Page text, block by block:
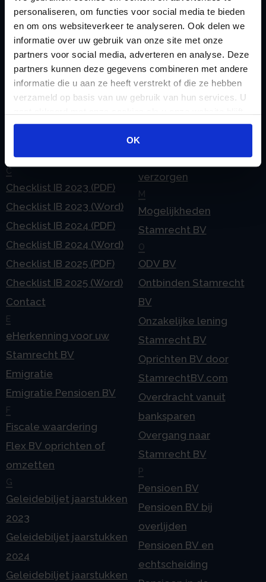
personaliseren, om functies voor social media te bieden
en om ons websiteverkeer te analyseren. Ook delen we
informatie over uw gebruik van onze site met onze
partners voor social media, adverteren en analyse. Deze
partners kunnen deze gegevens combineren met andere
informatie die u aan ze heeft verstrekt of die ze hebben
verzameld op basis van uw gebruik van hun services. U
gebruiken.
OK
Handige links
Afkoop Stamrecht
Belastingdienst
rekeningnummer
C
Checklist IB 2023 (PDF)
Checklist IB 2023 (Word)
Checklist IB 2024 (PDF)
Checklist IB 2024 (Word)
Checklist IB 2025 (PDF)
Checklist IB 2025 (Word)
Contact
E
eHerkenning voor uw
Stamrecht BV
Emigratie
Emigratie Pensioen BV
F
Fiscale waardering
Flex BV oprichten of
omzetten
G
Geleidebiljet jaarstukken
2023
Geleidebiljet jaarstukken
2024
Geleidebiljet jaarstukken
Jaarstukken opstellen
L
Lenen van de BV
Liquidatie Pensioen BV
Loonadministratie
verzorgen
M
Mogelijkheden
Stamrecht BV
O
ODV BV
Ontbinden Stamrecht
BV
Onzakelijke lening
Stamrecht BV
Oprichten BV door
StamrechtBV.com
Overdracht vanuit
banksparen
Overgang naar
Stamrecht BV
P
Pensioen BV
Pensioen BV bij
overlijden
Pensioen BV en
echtscheiding